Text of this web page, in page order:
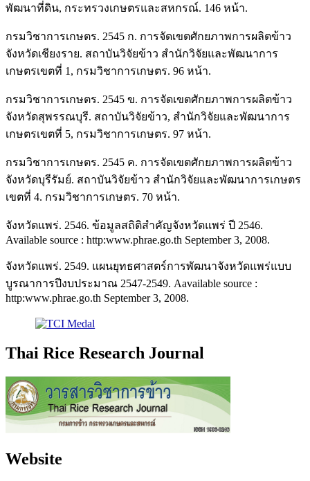
พัฒนาที่ดิน, กระทรวงเกษตรและสหกรณ์. 146 หน้า.
กรมวิชาการเกษตร. 2545 ก. การจัดเขตศักยภาพการผลิตข้าว
จังหวัดเชียงราย. สถาบันวิจัยข้าว สำนักวิจัยและพัฒนาการ
เกษตรเขตที่ 1, กรมวิชาการเกษตร. 96 หน้า.
กรมวิชาการเกษตร. 2545 ข. การจัดเขตศักยภาพการผลิตข้าว
จังหวัดสุพรรณบุรี. สถาบันวิจัยข้าว, สำนักวิจัยและพัฒนาการ
เกษตรเขตที่ 5, กรมวิชาการเกษตร. 97 หน้า.
กรมวิชาการเกษตร. 2545 ค. การจัดเขตศักยภาพการผลิตข้าว
จังหวัดบุรีรัมย์. สถาบันวิจัยข้าว สำนักวิจัยและพัฒนาการเกษตร
เขตที่ 4. กรมวิชาการเกษตร. 70 หน้า.
จังหวัดแพร่. 2546. ข้อมูลสถิติสำคัญจังหวัดแพร่ ปี 2546.
Available source : http:www.phrae.go.th September 3, 2008.
จังหวัดแพร่. 2549. แผนยุทธศาสตร์การพัฒนาจังหวัดแพร่แบบ
บูรณาการปีงบประมาณ 2547-2549. Aavailable source :
http:www.phrae.go.th September 3, 2008.
Thai Rice Research Journal
Website